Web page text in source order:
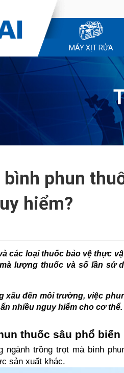
MÁY XỊT RỬA
bình phun
hiểm?
các loại thuốc bảo vệ thực
lượng thuốc và số lần sử
xấu đến môi trường, việc
nhiều nguy hiểm cho cơ thể.
thuốc sâu phổ biến
ngành trồng trọt mà bình
sản xuất khác.